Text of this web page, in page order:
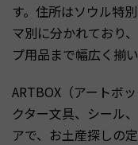
す。住所はソウル特
マ別に分かれており
プ用品まで幅広く揃い
ARTBOX（アートボ
クター文具、シール
アで、お土産探しの